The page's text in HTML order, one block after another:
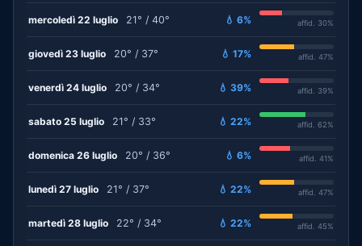
mercoledì 22 luglio 21° / 40° 💧 6% affid. 30%
giovedì 23 luglio 20° / 37° 💧 17% affid. 47%
venerdì 24 luglio 20° / 34° 💧 39% affid. 39%
sabato 25 luglio 21° / 33° 💧 22% affid. 62%
domenica 26 luglio 20° / 36° 💧 6% affid. 41%
lunedì 27 luglio 21° / 37° 💧 22% affid. 47%
martedì 28 luglio 22° / 34° 💧 22% affid. 45%